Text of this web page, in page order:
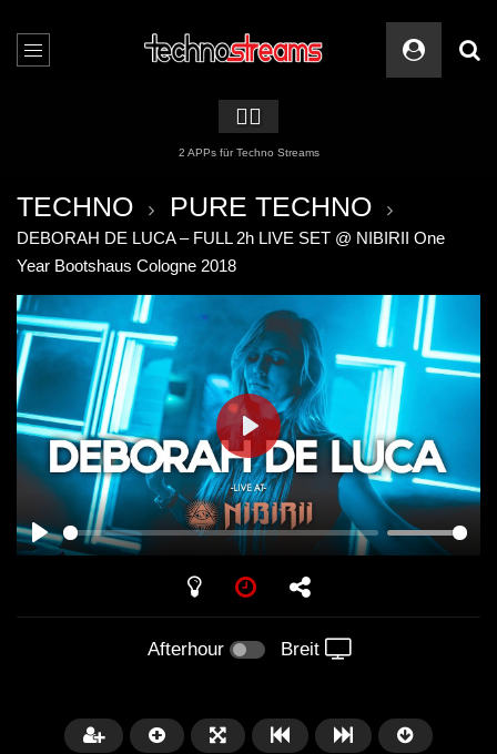
🏳️‍🌈
2 APPs für Techno Streams
TECHNO PURE TECHNO
DEBORAH DE LUCA – FULL 2h LIVE SET @ NIBIRII One
Year Bootshaus Cologne 2018
PLAY
PLAY
Afterhour Breit